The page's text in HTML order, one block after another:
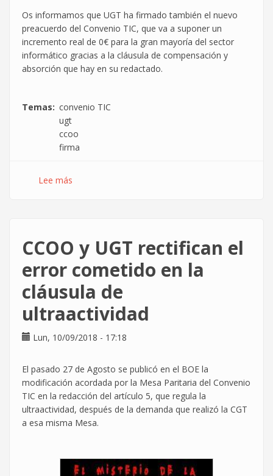
Os informamos que UGT ha firmado también el nuevo
preacuerdo del Convenio TIC, que va a suponer un
incremento real de 0€ para la gran mayoría del sector
informático gracias a la cláusula de compensación y
absorción que hay en su redactado.
Temas
convenio TIC
ugt
ccoo
firma
Lee más
compensación
absorción
del
Convenio
TIC
CCOO y UGT rectifican el
error cometido en la
cláusula de
ultraactividad
Lun, 10/09/2018 - 17:18
El pasado 27 de Agosto se publicó en el BOE la
modificación acordada por la Mesa Paritaria del Convenio
TIC en la redacción del artículo 5, que regula la
ultraactividad, después de la demanda que realizó la CGT
a esa misma Mesa.